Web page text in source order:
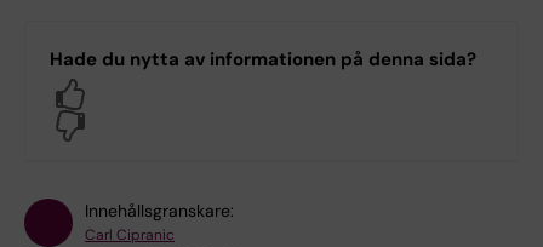
Hade du nytta av informationen på denna sida?
Innehållsgranskare:
Carl Cipranic